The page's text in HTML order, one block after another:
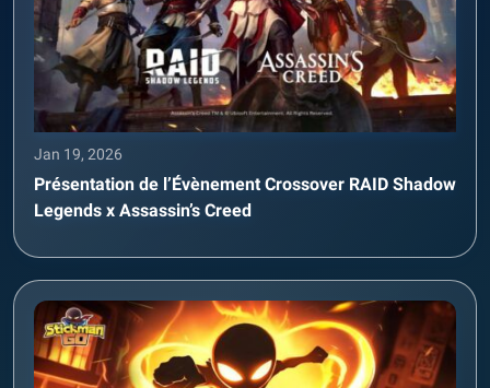
Jan 19, 2026
Présentation de l’Évènement Crossover RAID Shadow
Legends x Assassin’s Creed